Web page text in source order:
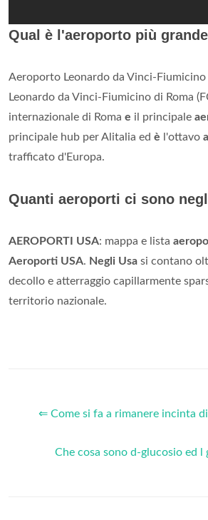
Qual è l'aeroporto più
Aeroporto Leonardo da Vinci-Fiumicino
Leonardo da Vinci-Fiumicino di Roma
internazionale di Roma e il principale
principale hub per Alitalia ed è l'ottavo
trafficato d'Europa.
Quanti aeroporti ci sono
AEROPORTI USA: mappa e lista
Aeroporti USA. Negli Usa si contano
decollo e atterraggio capillarmente
territorio nazionale.
⇐ Come si fa a rimanere incinta
Che cosa sono d-glucosio ed l